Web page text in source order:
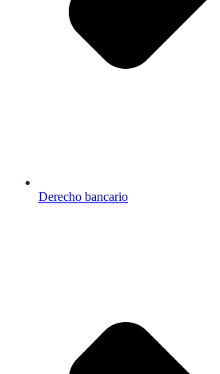
Derecho bancario